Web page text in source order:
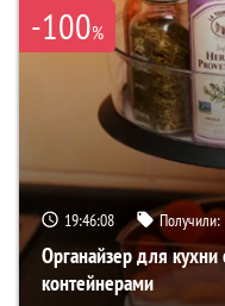
-100%
19:46:07 Получили:
Органайзер для
контейнерами